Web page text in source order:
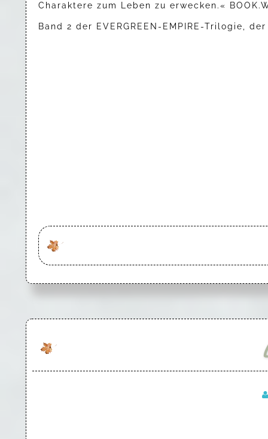
Charaktere zum Leben zu erwecken.«
Band 2 der EVERGREEN-EMPIRE-Trilogie,